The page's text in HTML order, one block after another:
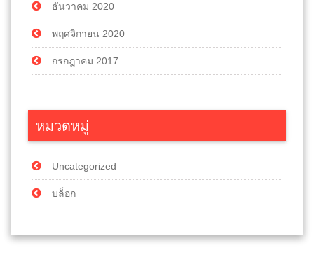
ธันวาคม 2020
พฤศจิกายน 2020
กรกฎาคม 2017
หมวดหมู่
Uncategorized
บล็อก